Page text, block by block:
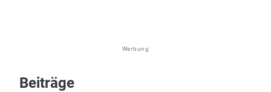
Werbung
Beiträge